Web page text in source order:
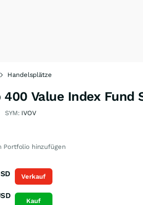
Handelsplätze
Value Index Fund
SYM: IVOV
Portfolio hinzufügen
Verkauf
Kauf